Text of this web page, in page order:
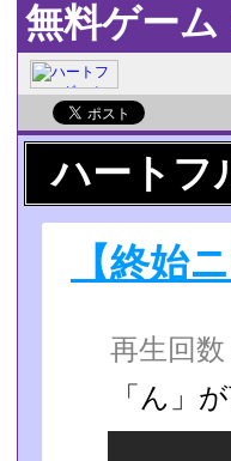
無料ゲー
ハートフ
【終始
再生回
「ん」